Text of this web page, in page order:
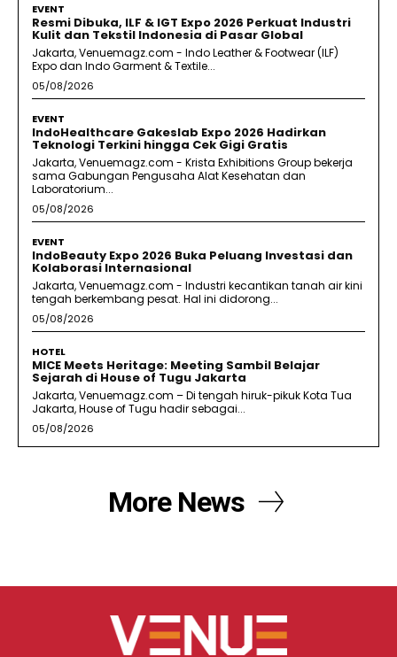
EVENT
Resmi Dibuka, ILF & IGT Expo 2026 Perkuat Industri
Kulit dan Tekstil Indonesia di Pasar Global
Jakarta, Venuemagz.com - Indo Leather & Footwear (ILF)
Expo dan Indo Garment & Textile...
05/08/2026
EVENT
IndoHealthcare Gakeslab Expo 2026 Hadirkan
Teknologi Terkini hingga Cek Gigi Gratis
Jakarta, Venuemagz.com - Krista Exhibitions Group bekerja
sama Gabungan Pengusaha Alat Kesehatan dan
Laboratorium...
05/08/2026
EVENT
IndoBeauty Expo 2026 Buka Peluang Investasi dan
Kolaborasi Internasional
Jakarta, Venuemagz.com - Industri kecantikan tanah air kini
tengah berkembang pesat. Hal ini didorong...
05/08/2026
HOTEL
MICE Meets Heritage: Meeting Sambil Belajar
Sejarah di House of Tugu Jakarta
Jakarta, Venuemagz.com – Di tengah hiruk-pikuk Kota Tua
Jakarta, House of Tugu hadir sebagai...
05/08/2026
More News